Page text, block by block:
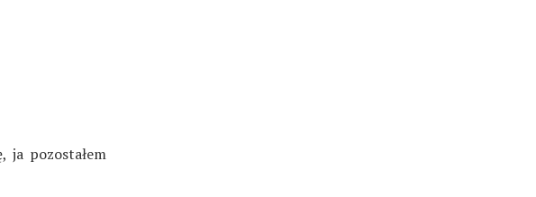
ja pozostałem